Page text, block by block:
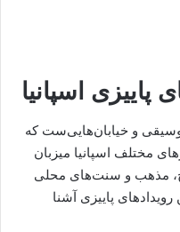
پاییزی اسپانیا
و خیابان‌هایی‌ست که
مختلف اسپانیا میزبان
مذهب و سنت‌های محلی
رویدادهای پاییزی آشنا